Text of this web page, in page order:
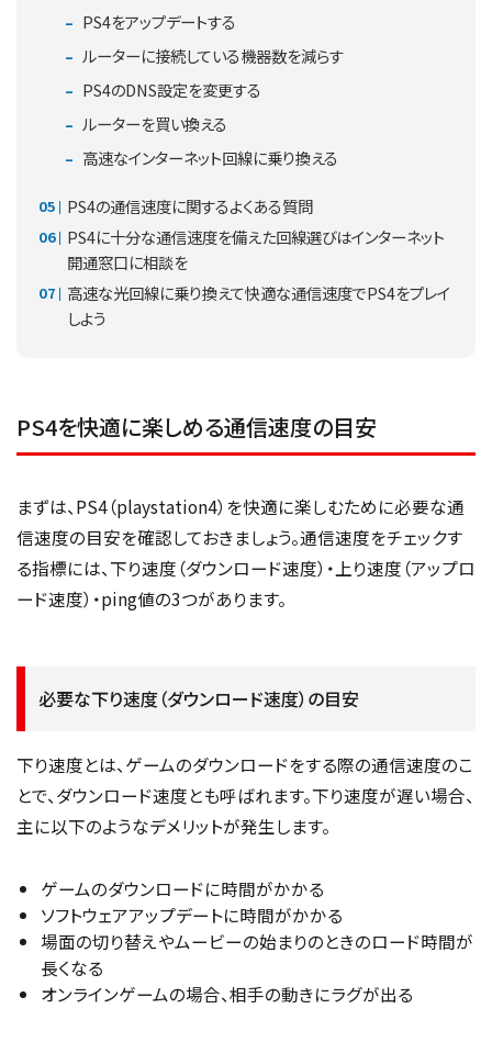
PS4をアップデートする
ルーターに接続している機器数を減らす
PS4のDNS設定を変更する
ルーターを買い換える
高速なインターネット回線に乗り換える
PS4の通信速度に関するよくある質問
PS4に十分な通信速度を備えた回線選びはインターネット
開通窓口に相談を
高速な光回線に乗り換えて快適な通信速度でPS4をプレイ
しよう
PS4を快適に楽しめる通信速度の目安
まずは、PS4（playstation4）を快適に楽しむために必要な通
信速度の目安を確認しておきましょう。通信速度をチェックす
る指標には、下り速度（ダウンロード速度）・上り速度（アップロ
ード速度）・ping値の3つがあります。
必要な下り速度（ダウンロード速度）の目安
下り速度とは、ゲームのダウンロードをする際の通信速度のこ
とで、ダウンロード速度とも呼ばれます。下り速度が遅い場合、
主に以下のようなデメリットが発生します。
ゲームのダウンロードに時間がかかる
ソフトウェアアップデートに時間がかかる
場面の切り替えやムービーの始まりのときのロード時間が
長くなる
オンラインゲームの場合、相手の動きにラグが出る